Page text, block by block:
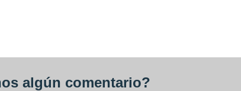
algún comentario?